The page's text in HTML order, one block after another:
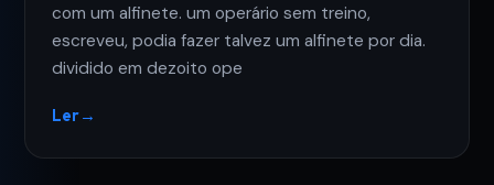
com um alfinete. um operário sem treino,
escreveu, podia fazer talvez um alfinete por dia.
dividido em dezoito ope
Ler→